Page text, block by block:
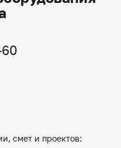
смет и проектов: